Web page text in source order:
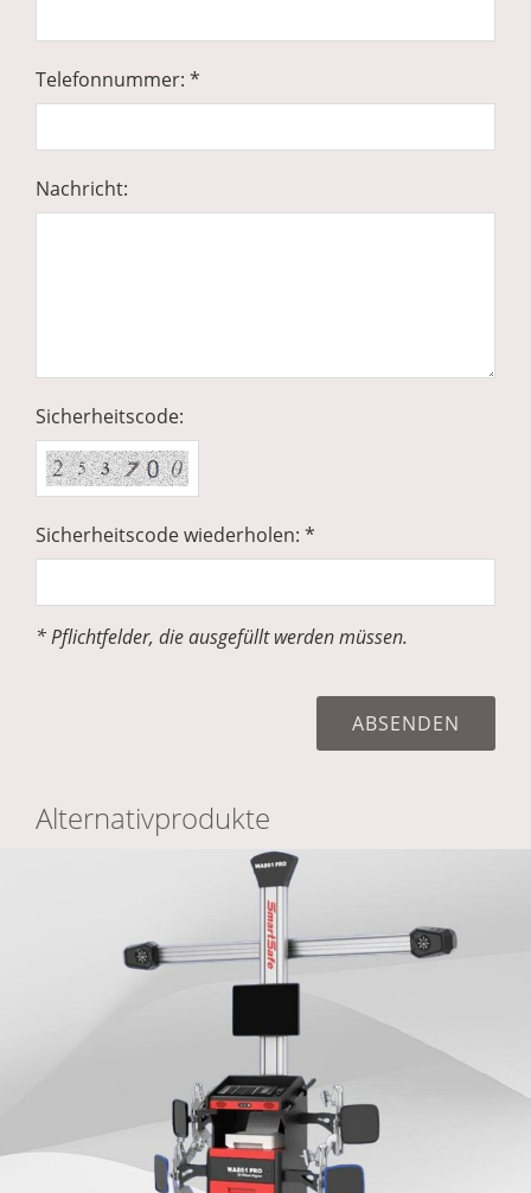
Telefonnummer: *
Nachricht:
Sicherheitscode:
Sicherheitscode wiederholen: *
* Pflichtfelder, die ausgefüllt werden müssen.
Alternativprodukte